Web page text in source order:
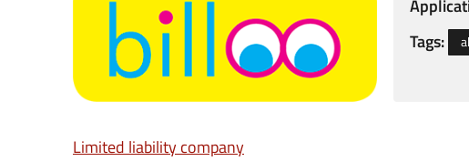
Tags:
Limited liability company